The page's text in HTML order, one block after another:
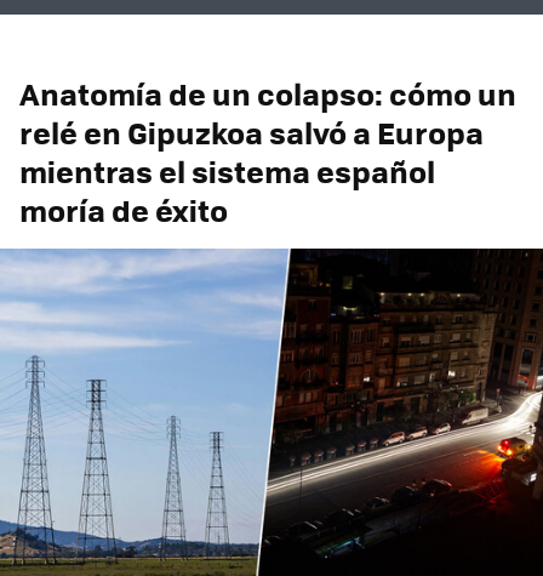
Anatomía de un colapso: cómo un
relé en Gipuzkoa salvó a Europa
mientras el sistema español
moría de éxito